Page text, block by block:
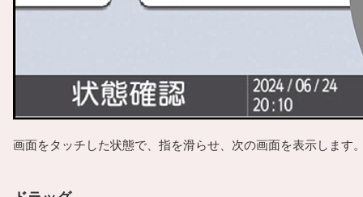
画面をタッチした状態で、指を滑らせ、次の画面を表示します